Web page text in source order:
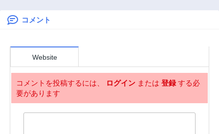
第18.1話
第17.1話
第16.1話
2年前
第15話
2年前
第14話
コメント
Website
コメントを投稿するには、 ログイン または 登録する必
要があります